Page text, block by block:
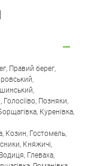
Правий берег,
Позняки,
Куренівка,
Козин, Гостомель,
Княжичі,
Глеваха,